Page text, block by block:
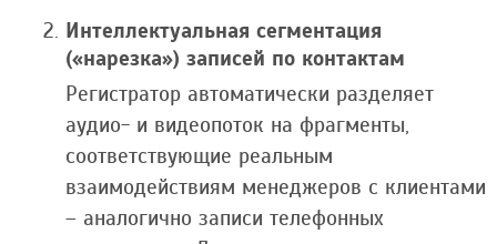
Интеллектуальная сегментация
(«нарезка») записей по контактам
Регистратор автоматически разделяет
аудио- и видеопоток на фрагменты,
соответствующие реальным
взаимодействиям менеджеров с клиентами
– аналогично записи телефонных